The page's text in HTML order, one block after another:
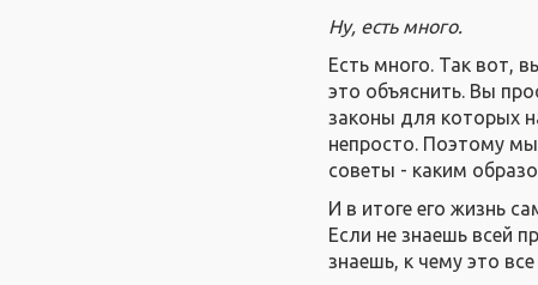
Ну, есть много.
Есть много. Так вот,
это объяснить. Вы
законы для которых
непросто. Поэтому
советы - каким
И в итоге его жизнь
Если не знаешь всей
знаешь, к чему это